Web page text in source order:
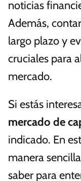
noticias
Además,
largo plazo y
cruciales para
mercado.
Si estás
mercado de
indicado. En
manera
saber para